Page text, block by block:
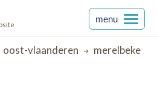
menu
oost-vlaanderen merelbeke